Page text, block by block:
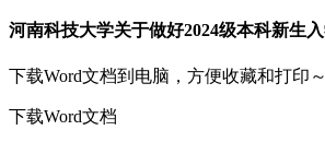
河南科技大学关于做好2024级本科新生
下载Word文档到电脑，方便收藏和打印～
下载Word文档